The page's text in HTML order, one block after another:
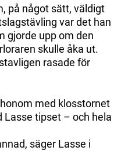
på något sätt, väldigt
var det han
gjorde upp om den
skulle åka ut.
rasade för
med klosstornet
Lasse tipset – och hela
säger Lasse i